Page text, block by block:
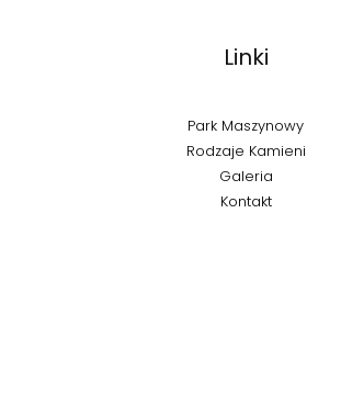
Linki
Park Maszynowy
Rodzaje Kamieni
Galeria
Kontakt